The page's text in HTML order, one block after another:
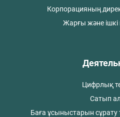
Корпорацияның
Жарғы және ішкі
Цифрлық
Сатып
Баға ұсыныстарын сұрату